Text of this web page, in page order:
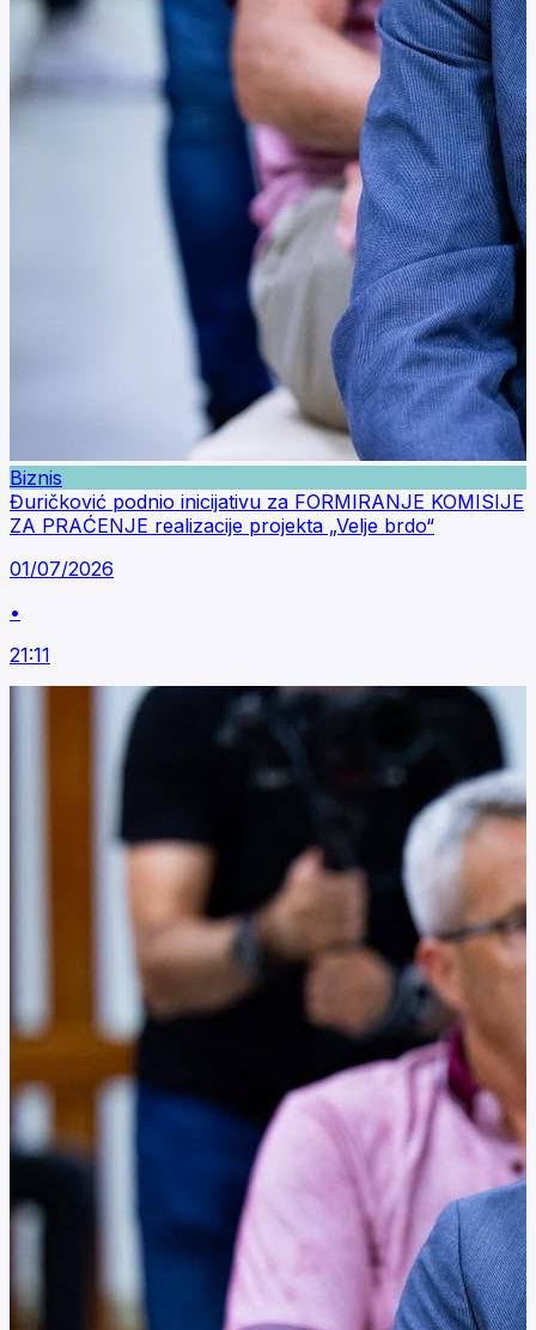
Biznis
Đuričković podnio inicijativu za FORMIRANJE KOMISIJE
ZA PRAĆENJE realizacije projekta „Velje brdo“
01/07/2026
•
21:11